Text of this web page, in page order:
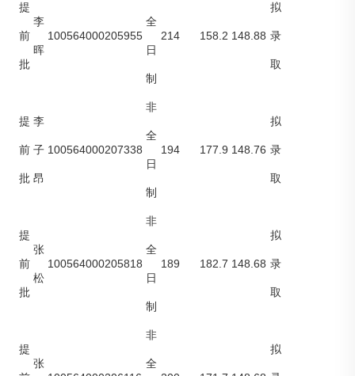
提
前
批
李
晖
100564000205955
全
日
制
214 158.2 148.88
拟
录
取
提
前
批
李
子
昂
100564000207338
非
全
日
制
194 177.9 148.76
拟
录
取
提
前
批
张
松
100564000205818
非
全
日
制
189 182.7 148.68
拟
录
取
提
张
非
全
拟